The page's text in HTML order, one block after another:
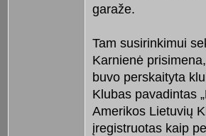
garaže.
Tam susirinkimui
Karnienė
buvo perskaityta
Klubas pavadintas
Amerikos Lietuvių
įregistruotas kaip